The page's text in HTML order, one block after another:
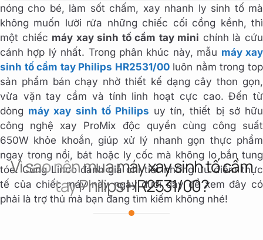
nóng cho bé, làm sốt chấm, xay nhanh ly sinh tố mà
không muốn lười rửa những chiếc cối cồng kềnh, thì
một chiếc máy xay sinh tố cầm tay mini chính là cứu
cánh hợp lý nhất. Trong phân khúc này, mẫu máy xay
sinh tố cầm tay Philips HR2531/00luôn nằm trong top
sản phẩm bán chạy nhờ thiết kế dạng cây thon gọn,
vừa vặn tay cầm và tính linh hoạt cực cao. Đến từ
dòng máy xay sinh tố Philips uy tín, thiết bị sở hữu
công nghệ xay ProMix độc quyền cùng công suất
650W khỏe khoắn, giúp xử lý nhanh gọn thực phẩm
ngay trong nồi, bát hoặc ly cốc mà không lo bắn tung
tóe. Cùng Linco đánh giá chi tiết những ưu điểm thực
tế của chiếc máy này ngay dưới đây để xem đây có
phải là trợ thủ mà bạn đang tìm kiếm không nhé!
Vì sao nên mua máy xay sinh tố cầm
tay Philips HR2531/00?